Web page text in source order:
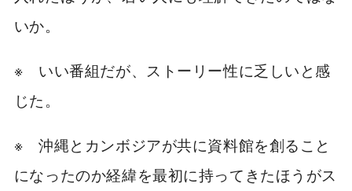
いか。
※ いい番組だが、ストーリー性に乏しいと感
じた。
※ 沖縄とカンボジアが共に資料館を創ること
になったのか経緯を最初に持ってきたほうがス